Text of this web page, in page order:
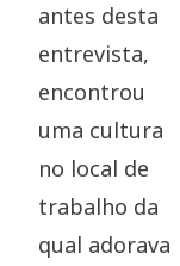
antes desta
entrevista,
encontrou
uma cultura
no local de
trabalho da
qual adorava